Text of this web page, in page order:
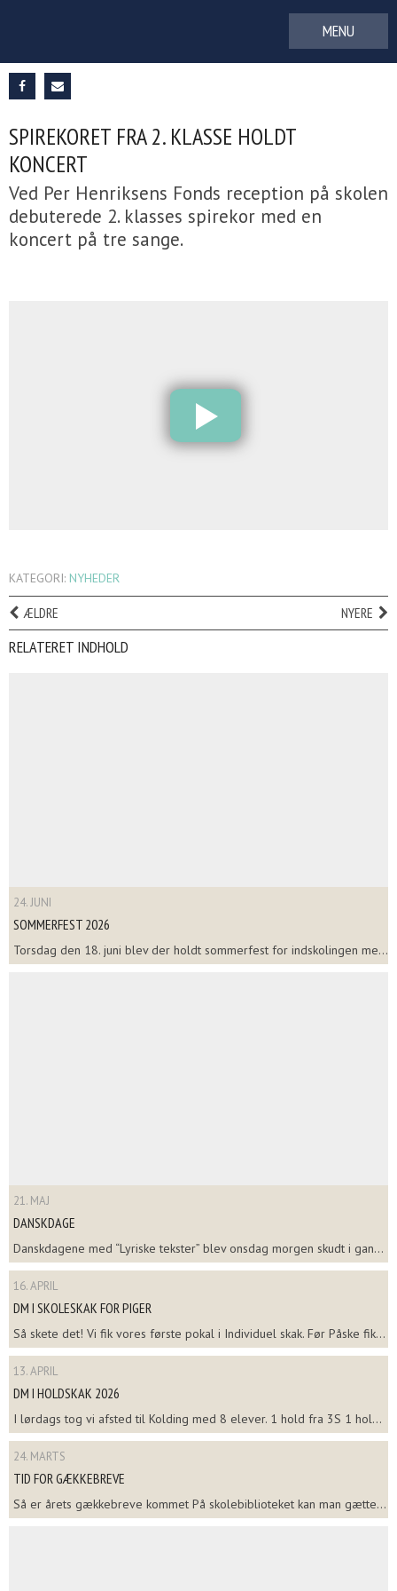
SPIREKORET FRA 2. KLASSE HOLDT
KONCERT
Ved Per Henriksens Fonds reception på skolen
debuterede 2. klasses spirekor med en
koncert på tre sange.
KATEGORI: NYHEDER
ÆLDRE NYERE
RELATERET INDHOLD
24. JUNI
SOMMERFEST 2026
Torsdag den 18. juni blev der holdt sommerfest for indskolingen me...
21. MAJ
DANSKDAGE
Danskdagene med “Lyriske tekster” blev onsdag morgen skudt i gan...
16. APRIL
DM I SKOLESKAK FOR PIGER
Så skete det! Vi fik vores første pokal i Individuel skak. Før Påske fik...
13. APRIL
DM I HOLDSKAK 2026
I lørdags tog vi afsted til Kolding med 8 elever. 1 hold fra 3S 1 hol...
24. MARTS
TID FOR GÆKKEBREVE
Så er årets gækkebreve kommet På skolebiblioteket kan man gætte...